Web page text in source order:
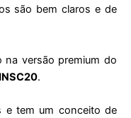
são bem claros e de
na versão premium do
INSC20.
e tem um conceito de